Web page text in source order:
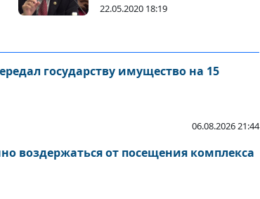
жүргүзгөндөрүн көргөм”
22.05.2020 18:19
государству имущество на 15
06.08.2026 21:44
воздержаться от посещения комплекса